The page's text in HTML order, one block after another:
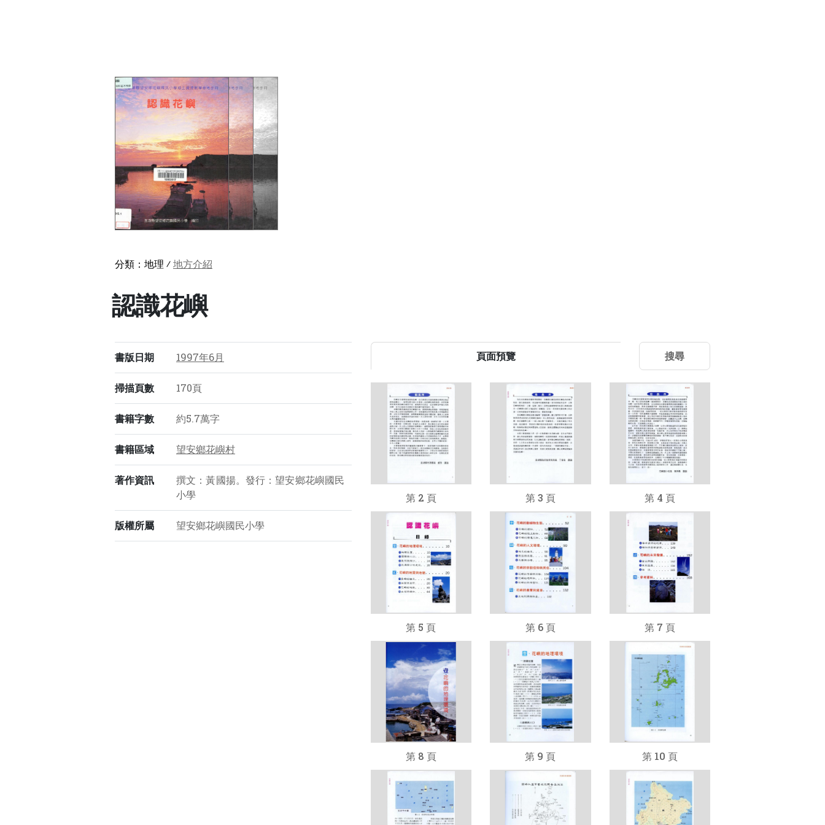
分類： 地理 ⁄地方介紹
認識花嶼
書版日期 1997年6月
掃描頁數 170頁
書籍字數 約5.7萬字
書籍區域 望安鄉花嶼村
著作資訊
撰文：黃國揚。發行：望安鄉花嶼國民
小學
版權所屬 望安鄉花嶼國民小學
頁面預覽 搜尋
第 2 頁 第 3 頁 第 4 頁
第 5 頁 第 6 頁 第 7 頁
第 8 頁 第 9 頁 第 10 頁